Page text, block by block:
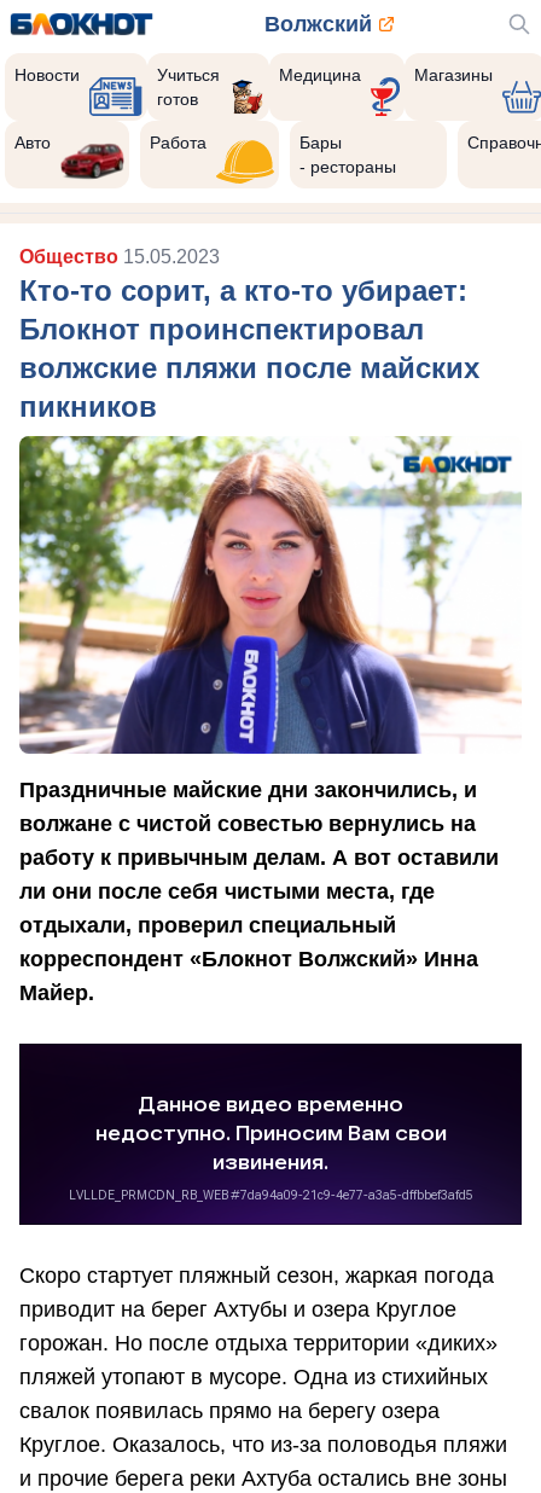
Волжский
Новости
Учиться
готов
Медицина Магазины
Авто Работа
Бары
- рестораны
Общество 15.05.2023
Кто-то сорит, а кто-то убирает:
Блокнот проинспектировал
волжские пляжи после майских
пикников
Праздничные майские дни закончились, и
волжане с чистой совестью вернулись на
работу к привычным делам. А вот оставили
ли они после себя чистыми места, где
отдыхали, проверил специальный
корреспондент «Блокнот Волжский» Инна
Майер.
Скоро стартует пляжный сезон, жаркая погода
приводит на берег Ахтубы и озера Круглое
горожан. Но после отдыха территории «диких»
пляжей утопают в мусоре. Одна из стихийных
свалок появилась прямо на берегу озера
Круглое. Оказалось, что из-за половодья пляжи
и прочие берега реки Ахтуба остались вне зоны